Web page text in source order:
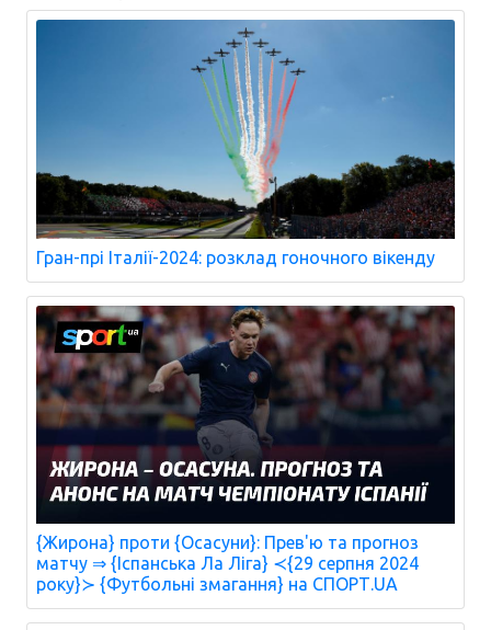
Гран-прі Італії-2024: розклад гоночного вікенду
{Жирона} проти {Осасуни}: Прев'ю та прогноз
матчу ⇒ {Іспанська Ла Ліга} ≺{29 серпня 2024
року}≻ {Футбольні змагання} на СПОРТ.UA